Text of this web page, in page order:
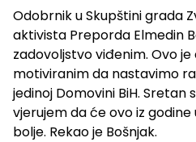
Odobrnik u Skupštini grada
aktivista Preporda Elmedin
zadovoljstvo viđenim. Ovo
motiviranim da nastavimo
jedinoj Domovini BiH. Sretan
vjerujem da će ovo iz
bolje. Rekao je Bošnjak.